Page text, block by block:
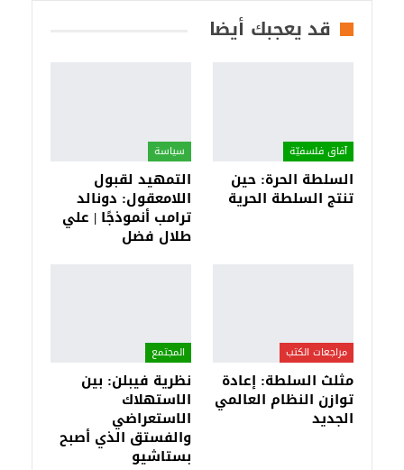
قد يعجبك أيضا
آفاق فلسفيّة‎
السلطة الحرة: حين
تنتج السلطة الحرية
سياسة
التمهيد لقبول
اللامعقول: دونالد
ترامب أنموذجًا | علي
طلال فضل
مراجعات الكتب
مثلث السلطة: إعادة
توازن النظام العالمي
الجديد
المجتمع
نظرية فيبلن: بين
الاستهلاك
الاستعراضي
والفستق الذي أصبح
بستاشيو